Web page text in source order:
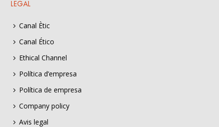
LEGAL
Canal Ètic
Canal Ético
Ethical Channel
Política d’empresa
Política de empresa
Company policy
Avis legal